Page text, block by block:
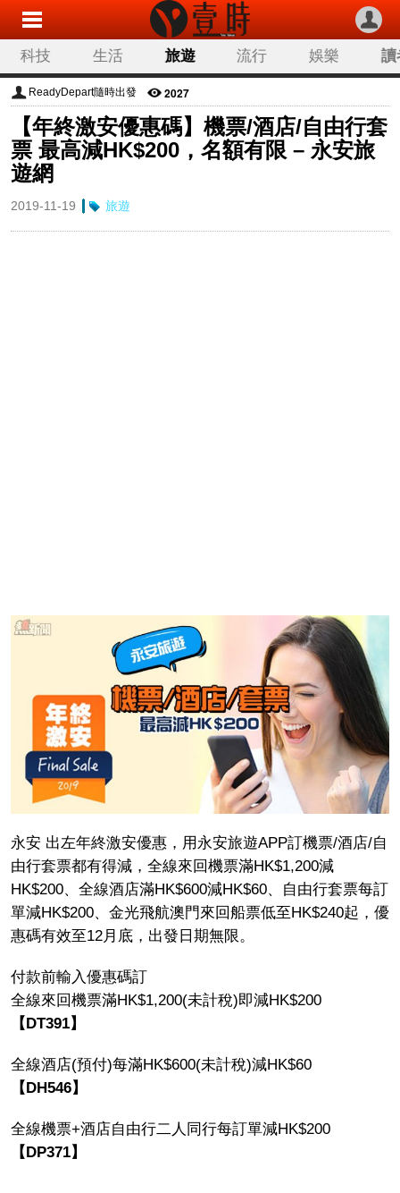
科技 生活 旅遊 流行 娛樂 讀
ReadyDepart隨時出發 2027
【年終激安優惠碼】機票/酒店/自由行套
票 最高減HK$200，名額有限 – 永安旅
遊網
2019-11-19 旅遊
永安 出左年終激安優惠，用永安旅遊APP訂機票/酒店/自
由行套票都有得減，全線來回機票滿HK$1,200減
HK$200、全線酒店滿HK$600減HK$60、自由行套票每訂
單減HK$200、金光飛航澳門來回船票低至HK$240起，優
惠碼有效至12月底，出發日期無限。
付款前輸入優惠碼訂
全線來回機票滿HK$1,200(未計稅)即減HK$200
【DT391】
全線酒店(預付)每滿HK$600(未計稅)減HK$60
【DH546】
全線機票+酒店自由行二人同行每訂單減HK$200
【DP371】